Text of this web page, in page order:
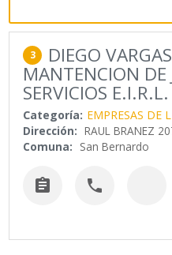
3 DIEGO
MANTENCION DE
SERVICIOS E.I.R.L.
Categoría: EMPRESAS DE
Dirección: RAUL BRANEZ
Comuna: San Bernardo
 